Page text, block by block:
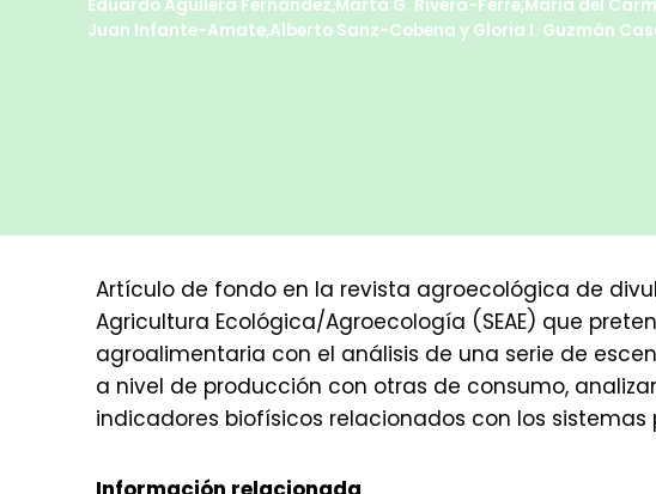
Eduardo Aguilera Fernández,Marta G. Rivera-Ferre,María del
Juan Infante-Amate,Alberto Sanz-Cobena y Gloria I. Guzmán
Artículo de fondo en la revista agroecológica de
Agricultura Ecológica/Agroecología (SEAE) que
agroalimentaria con el análisis de una serie de
a nivel de producción con otras de consumo,
indicadores biofísicos relacionados con los sistemas